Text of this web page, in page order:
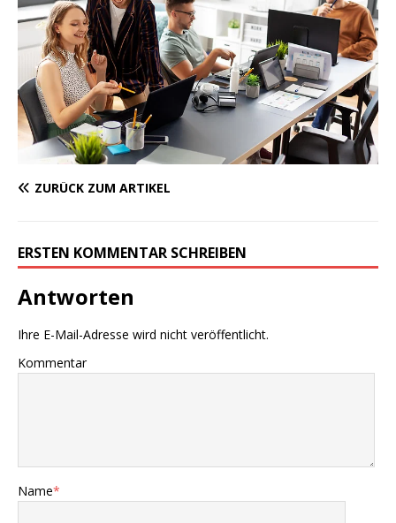
ZURÜCK ZUM ARTIKEL
ERSTEN KOMMENTAR SCHREIBEN
Antworten
Ihre E-Mail-Adresse wird nicht veröffentlicht.
Kommentar
Name*